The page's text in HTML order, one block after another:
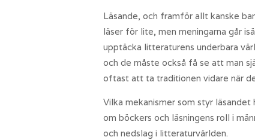
Läsande, och framför allt kanske
läser för lite, men meningarna går
upptäcka litteraturens underbara
och de måste också få se att man
oftast att ta traditionen vidare när
Vilka mekanismer som styr
om böckers och läsningens roll i
och nedslag i litteraturvärlden.